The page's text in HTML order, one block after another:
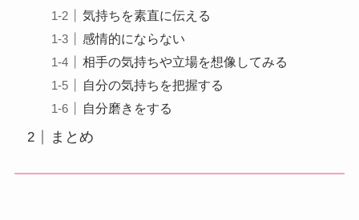
気持ちを素直に伝える
感情的にならない
相手の気持ちや立場を想像してみる
自分の気持ちを把握する
自分磨きをする
まとめ